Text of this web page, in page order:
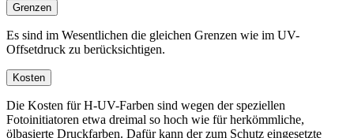
Grenzen
Es sind im Wesentlichen die gleichen Grenzen wie im UV-
Offsetdruck zu berücksichtigen.
Kosten
Die Kosten für H-UV-Farben sind wegen der speziellen
Fotoinitiatoren etwa dreimal so hoch wie für herkömmliche,
ölbasierte Druckfarben. Dafür kann der zum Schutz eingesetzte